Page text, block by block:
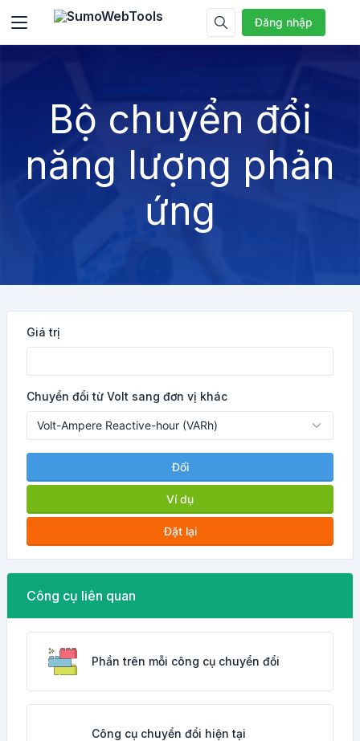
Đăng nhập
Bộ chuyển đổi
năng lượng phản
ứng
Giá trị
Chuyển đổi từ Volt sang đơn vị khác
Đổi
Ví dụ
Đặt lại
Công cụ liên quan
Phần trên mỗi công cụ chuyển đổi
Công cụ chuyển đổi hiện tại